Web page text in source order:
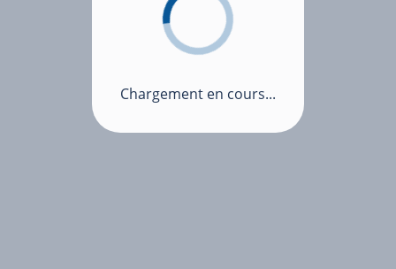
Chargement en cours...